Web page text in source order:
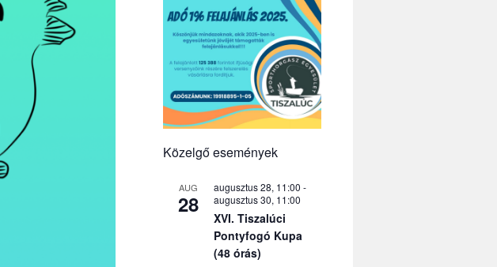
Közelgő események
AUG
28
augusztus 28, 11:00 -
augusztus 30, 11:00
XVI. Tiszalúci
Pontyfogó Kupa
(48 órás)